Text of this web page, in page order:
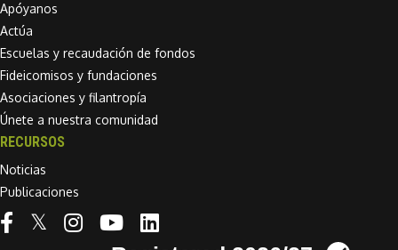
Apóyanos
Actúa
Escuelas y recaudación de fondos
Fideicomisos y fundaciones
Asociaciones y filantropía
Únete a nuestra comunidad
RECURSOS
Noticias
Publicaciones
Linkedin link